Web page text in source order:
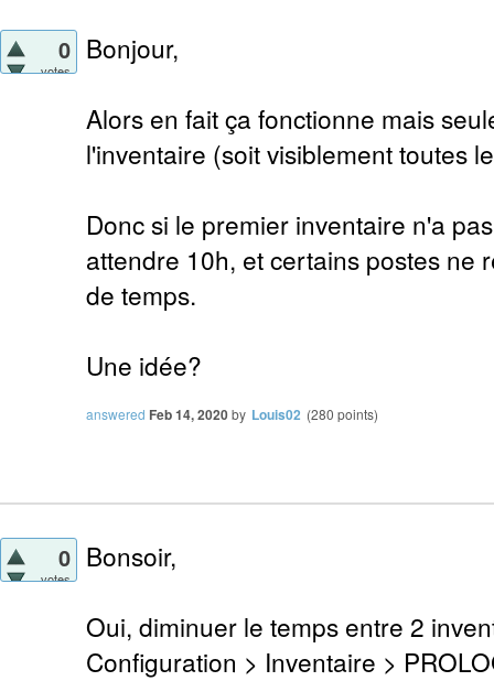
0
votes
Bonjour,
Alors en fait ça fonctionne mais
l'inventaire (soit visiblement toutes
Donc si le premier inventaire n'a
attendre 10h, et certains postes ne
de temps.
Une idée?
answered Feb 14, 2020by Louis02 (280 points)
0
votes
Bonsoir,
Oui, diminuer le temps entre 2
Configuration > Inventaire >